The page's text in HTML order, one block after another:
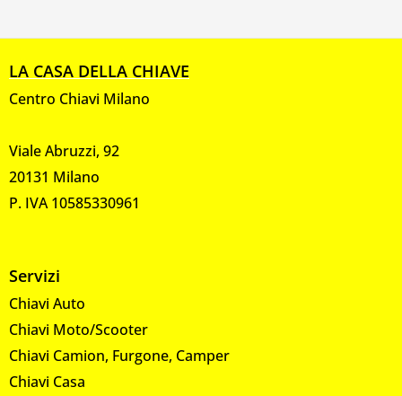
LA CASA DELLA CHIAVE
Centro Chiavi Milano
Viale Abruzzi, 92
20131 Milano
P. IVA 10585330961
Servizi
Chiavi Auto
Chiavi Moto/Scooter
Chiavi Camion, Furgone, Camper
Chiavi Casa